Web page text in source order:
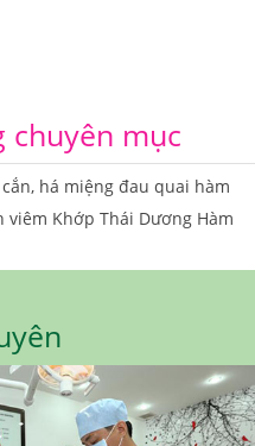
chuyên mục
há miệng đau quai hàm
viêm Khớp Thái Dương Hàm